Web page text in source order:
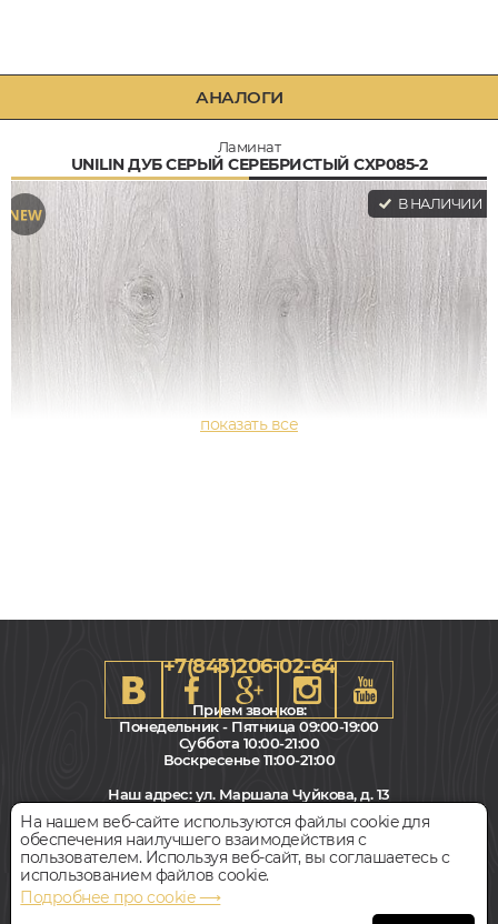
АНАЛОГИ
Ламинат
UNILIN ДУБ СЕРЫЙ СЕРЕБРИСТЫЙ CXP085-2
В НАЛИЧИИ
Дуб, 32 класс, Однополосный, Водостойкий
Цена за 1 м² 1 260руб.
БЫСТРЫЙ ЗАКАЗ
+7(843)206-02-64
Прием звонков:
Понедельник - Пятница 09:00-19:00
Суббота 10:00-21:00
Воскресенье 11:00-21:00
Наш адрес:ул. Маршала Чуйкова, д. 13
Салон "Паркет Пол"
Всегда свободная парковка
© Интернет-магазин Polvamvdom.ru 2011-2026. Все права
На нашем веб-сайте используются файлы cookie для
обеспечения наилучшего взаимодействия с
пользователем. Используя веб-сайт, вы соглашаетесь с
использованием файлов cookie.
Подробнее про cookie ⟶